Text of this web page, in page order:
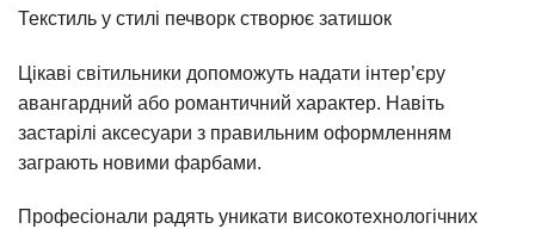
Текстиль у стилі печворк створює затишок
Цікаві світильники допоможуть надати інтер’єру
авангардний або романтичний характер. Навіть
застарілі аксесуари з правильним оформленням
заграють новими фарбами.
Професіонали радять уникати високотехнологічних